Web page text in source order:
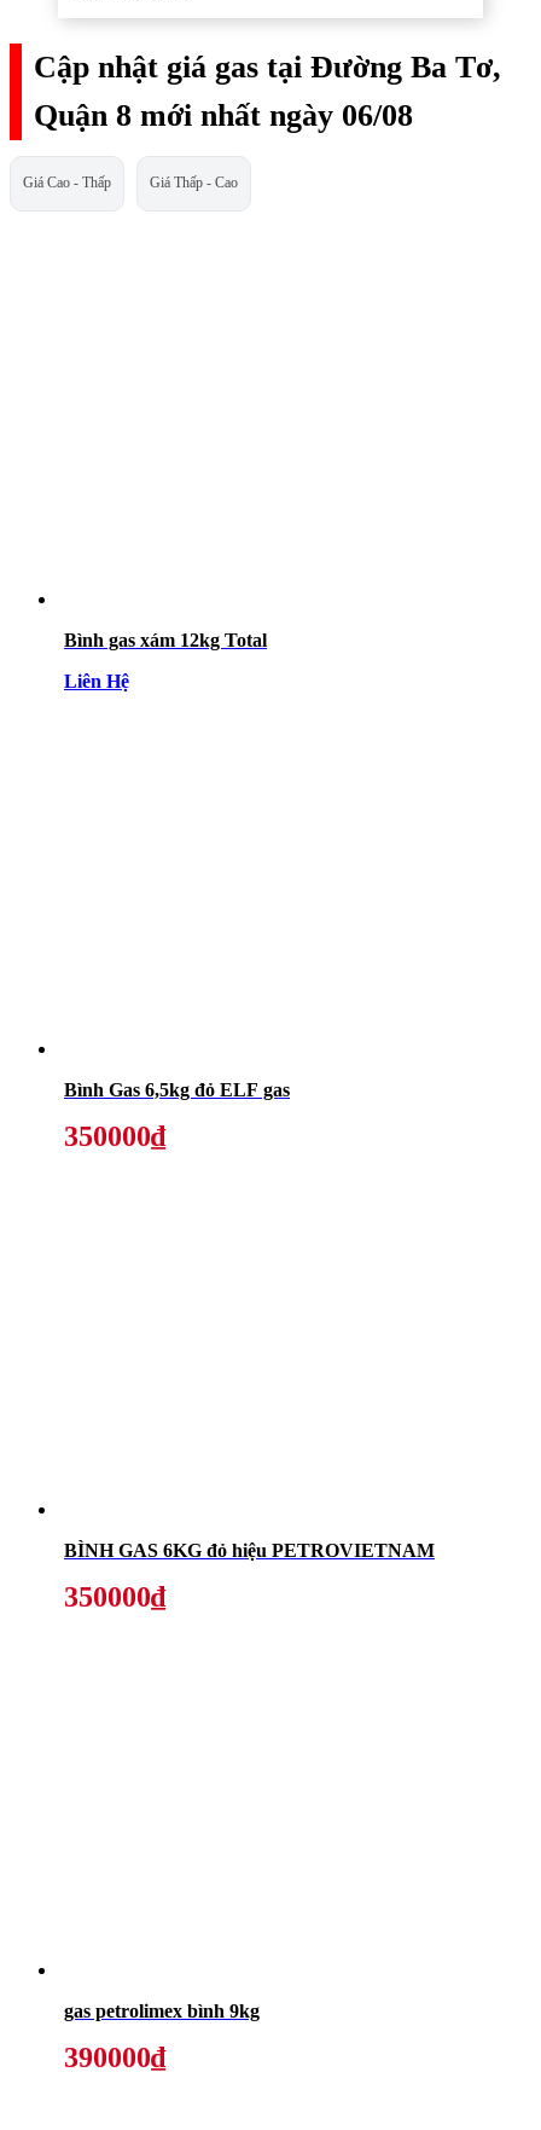
Cập nhật giá gas tại Đường Ba Tơ,
Quận 8 mới nhất ngày 06/08
Giá Cao - Thấp Giá Thấp - Cao
Bình gas xám 12kg Total
Liên Hệ
Bình Gas 6,5kg đỏ ELF gas
350000₫
BÌNH GAS 6KG đỏ hiệu PETROVIETNAM
350000₫
gas petrolimex bình 9kg
390000₫